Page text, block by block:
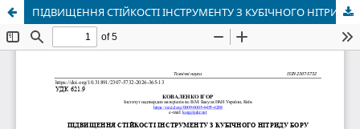
ПІДВИЩЕННЯ СТІЙКОСТІ ІНСТРУМЕНТУ З КУБІЧНОГО НІТРИДУ БОРУ ПРИ ОБРОБЦІ ВИСОКОМІЦНИХ ЧАВУНІВ